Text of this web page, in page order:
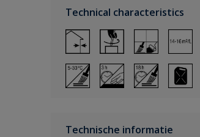
Technical characteristics
Technische informatie